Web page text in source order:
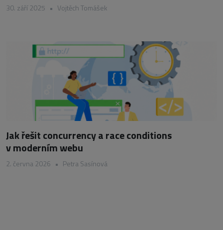
30. září 2025 • Vojtěch Tomášek
Jak řešit concurrency a race conditions
v moderním webu
2. června 2026 • Petra Sasínová